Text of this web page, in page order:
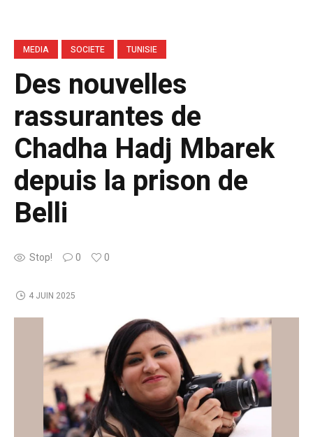
MEDIA SOCIETE TUNISIE
Des nouvelles
rassurantes de
Chadha Hadj Mbarek
depuis la prison de
Belli
Stop! 0 0
4 JUIN 2025